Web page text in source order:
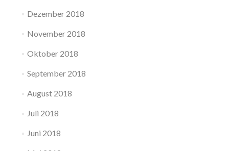
Dezember 2018
November 2018
Oktober 2018
September 2018
August 2018
Juli 2018
Juni 2018